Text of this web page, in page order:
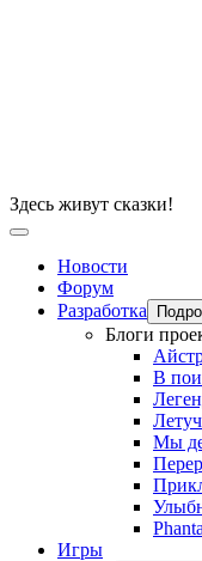
Здесь живут сказки!
Новости
Форум
Разработка
Блоги
В
Мы
Игры